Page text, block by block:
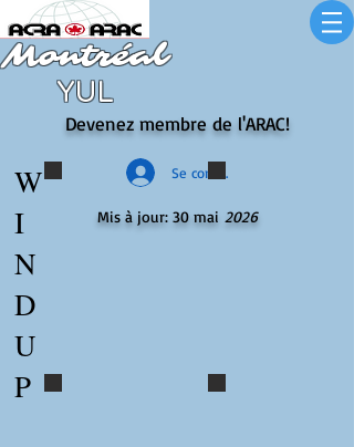
Montréal
YUL
Devenez membre de l'ARAC!
Se connecter
Mis à jour: 30 mai 2026
BBQ curling 2019 (7)
W
I
N
D
U
P